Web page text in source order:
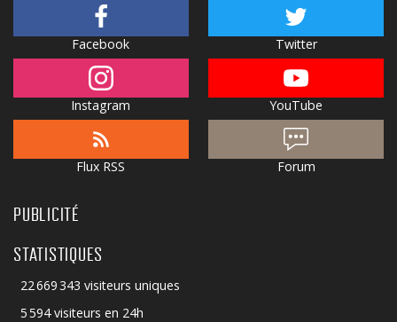
Facebook Twitter
Instagram YouTube
Flux RSS Forum
PUBLICITÉ
STATISTIQUES
22 669 343 visiteurs uniques
5 594 visiteurs en 24h